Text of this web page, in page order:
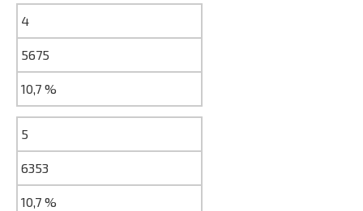
4
5675
10,7 %
5
6353
10,7 %